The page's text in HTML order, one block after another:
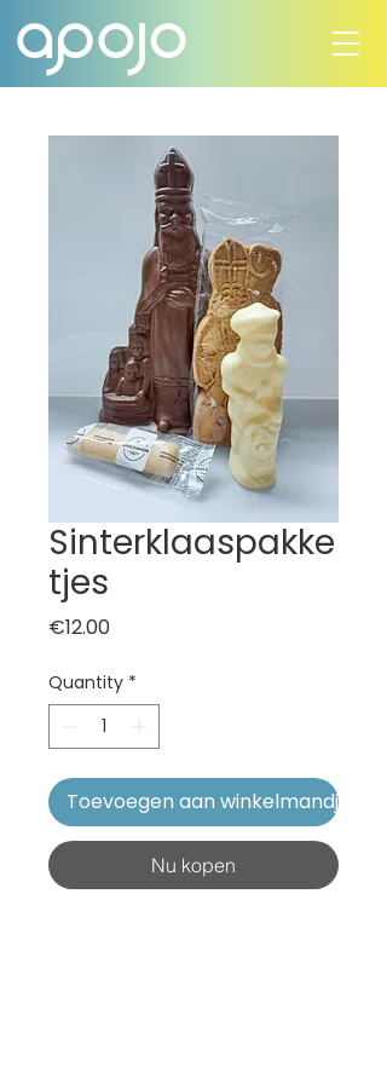
Sinterklaaspakke
tjes
€12.00Price
Quantity *
Toevoegen aan winkelmandje
Nu kopen